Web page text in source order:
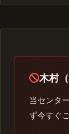
木村
当センタ
ず今すぐ